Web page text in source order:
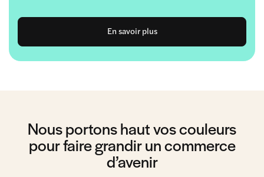
En savoir plus
Nous portons haut vos couleurs
pour faire grandir un commerce
d’avenir